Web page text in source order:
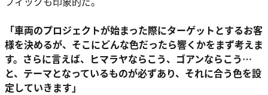
「車両のプロジェクトが始まった際にターゲットとするお客
様を決めるが、そこにどんな色だったら響くかをまず考えま
す。さらに言えば、ヒマラヤならこう、ゴアンならこう…
と、テーマとなっているものが必ずあり、それに合う色を設
定していきます」